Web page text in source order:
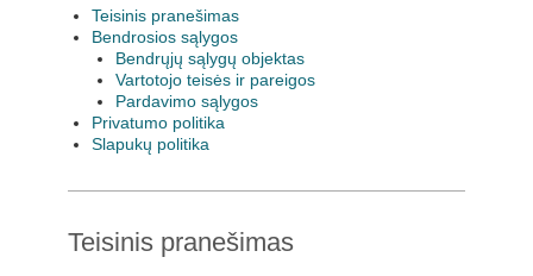
Teisinis pranešimas
Bendrosios sąlygos
Bendrųjų sąlygų objektas
Vartotojo teisės ir pareigos
Pardavimo sąlygos
Privatumo politika
Slapukų politika
Teisinis pranešimas